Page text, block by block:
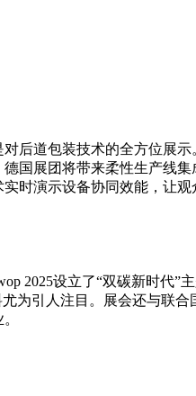
后道包装技术的全方位展
国展团将带来柔性生产线
时演示设备协同效能，让观
2025设立了“双碳新时代
为引人注目。展会还与联